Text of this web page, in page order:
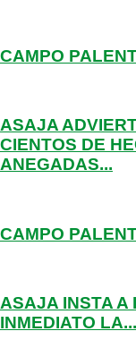
CAMPO
ASAJA
CIENTOS DE
ANEGADAS...
CAMPO
ASAJA INSTA A
INMEDIATO LA...